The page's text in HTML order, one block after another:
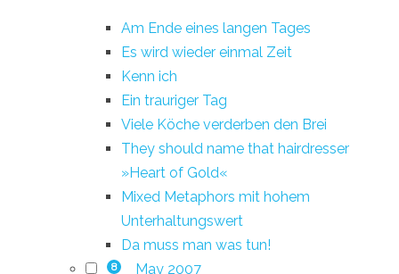
Am Ende eines langen Tages
Es wird wieder einmal Zeit
Kenn ich
Ein trauriger Tag
Viele Köche verderben den Brei
They should name that hairdresser
»Heart of Gold«
Mixed Metaphors mit hohem
Unterhaltungswert
Da muss man was tun!
8 May 2007